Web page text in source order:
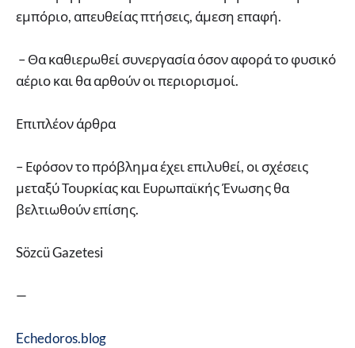
εμπόριο, απευθείας πτήσεις, άμεση επαφή.
– Θα καθιερωθεί συνεργασία όσον αφορά το φυσικό
αέριο και θα αρθούν οι περιορισμοί.
Επιπλέον άρθρα
– Εφόσον το πρόβλημα έχει επιλυθεί, οι σχέσεις
μεταξύ Τουρκίας και Ευρωπαϊκής Ένωσης θα
βελτιωθούν επίσης.
Sözcü Gazetesi
—
Echedoros.blog